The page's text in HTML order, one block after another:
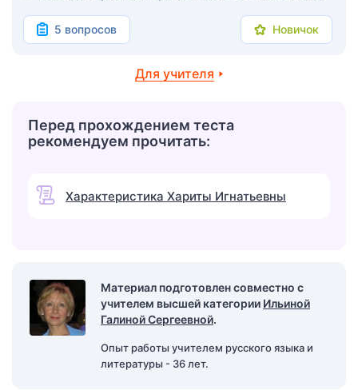
5 вопросов Новичок
Для учителя
Перед прохождением теста
рекомендуем прочитать:
Характеристика Хариты Игнатьевны
Материал подготовлен совместно с
учителем высшей категории Ильиной
Галиной Сергеевной.
Опыт работы учителем русского языка и
литературы - 36 лет.